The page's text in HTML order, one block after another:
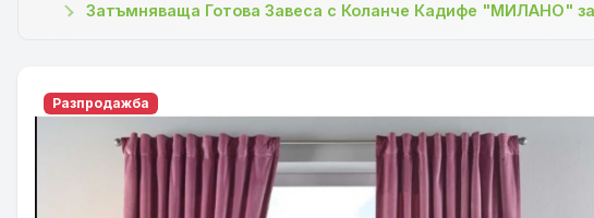
Затъмняваща Готова Завеса с Коланче Кадифе "МИЛАНО" за
Разпродажба